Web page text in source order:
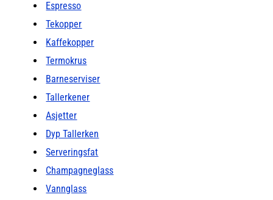
Espresso
Tekopper
Kaffekopper
Termokrus
Barneserviser
Tallerkener
Asjetter
Dyp Tallerken
Serveringsfat
Champagneglass
Vannglass